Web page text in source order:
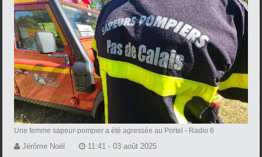
Une femme sapeur-pompier a été agressée au Portel - Radio 6
Jérôme Noël 11:41 - 03 août 2025